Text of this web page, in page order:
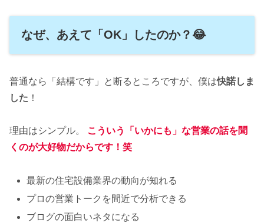
なぜ、あえて「OK」したのか？😂
普通なら「結構です」と断るところですが、僕は快諾しま
した ！
理由はシンプル。 こういう「いかにも」な営業の話を聞
くのが大好物だからです ！ 笑
最新の住宅設備業界の動向が知れる
プロの営業トークを間近で分析できる
ブログの面白いネタになる